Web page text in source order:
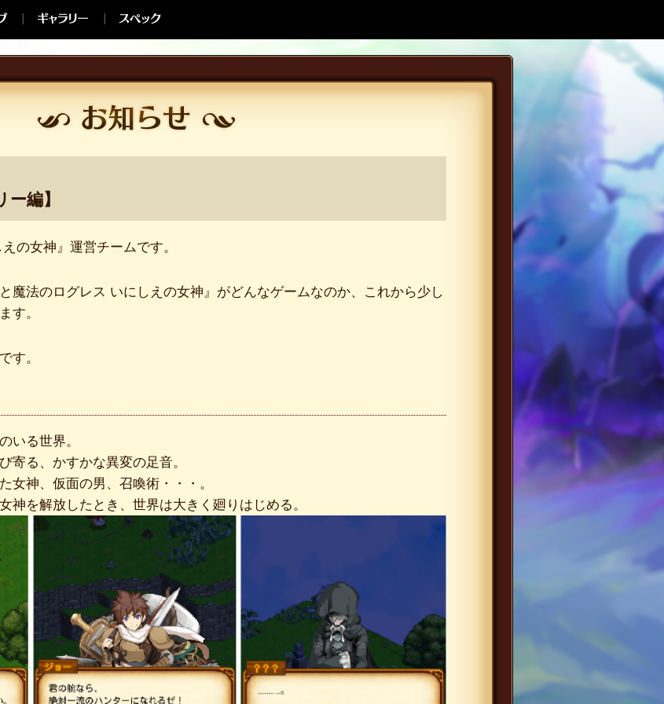
編】
の女神』運営チームです。
魔法のログレス いにしえの女神』がどんなゲームなのか、これから少し
す。
す。
いる世界。
寄る、かすかな異変の足音。
女神、仮面の男、召喚術・・・。
神を解放したとき、世界は大きく廻りはじめる。